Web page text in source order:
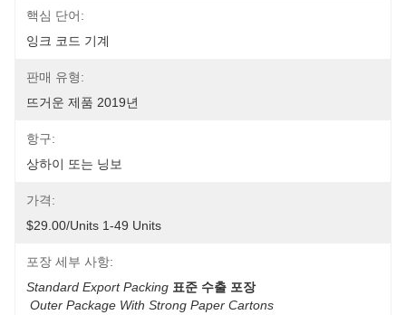
핵심 단어:
잉크 코드 기계
판매 유형:
뜨거운 제품 2019년
항구:
상하이 또는 닝보
가격:
$29.00/units 1-49 Units
포장 세부 사항:
Standard Export Packing 표준 수출 포장
Outer Package With Strong Paper Cartons